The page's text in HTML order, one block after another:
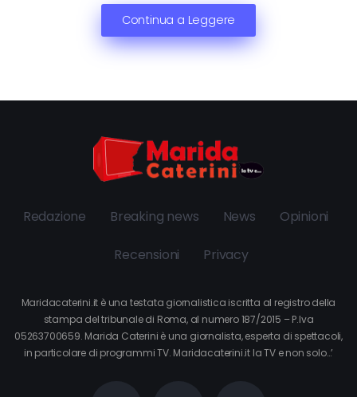
Continua a Leggere
Redazione Breaking news News Opinioni
Recensioni Privacy
Maridacaterini.it è una testata giornalistica iscritta al registro della
stampa del tribunale di Roma, al numero 187/2015 – P.Iva
05263700659. Marida Caterini è una giornalista, esperta di spettacoli,
in particolare di programmi TV. Maridacaterini.it la TV e non solo…’